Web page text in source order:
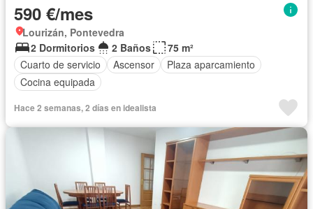
590 €/mes
Lourizán, Pontevedra
2 Dormitorios
2 Baños
75 m²
Cuarto de servicio
Ascensor
Plaza aparcamiento
Cocina equipada
Hace 2 semanas, 2 días en idealista